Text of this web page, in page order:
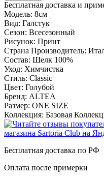
Бесплатная доставка и
Модель: 8см
Вид: Галстук
Сезон: Всесезонный
Рисунок: Принт
Страна Производитель:
Состав: Шелк 100%
Уход: Химчистка
Стиль: Classic
Цвет: Голубой
Бренд: ALTEA
Размер: ONE SIZE
Коллекция: Базовая
Бесплатная доставка по РФ
Оплата после примерки